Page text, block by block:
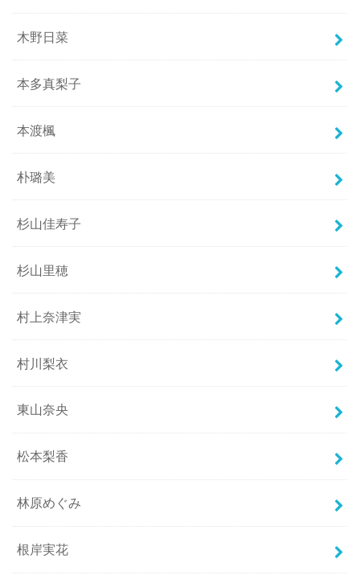
木野日菜
本多真梨子
本渡楓
朴璐美
杉山佳寿子
杉山里穂
村上奈津実
村川梨衣
東山奈央
松本梨香
林原めぐみ
根岸実花